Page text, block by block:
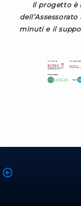
Il progetto è
minuti e il